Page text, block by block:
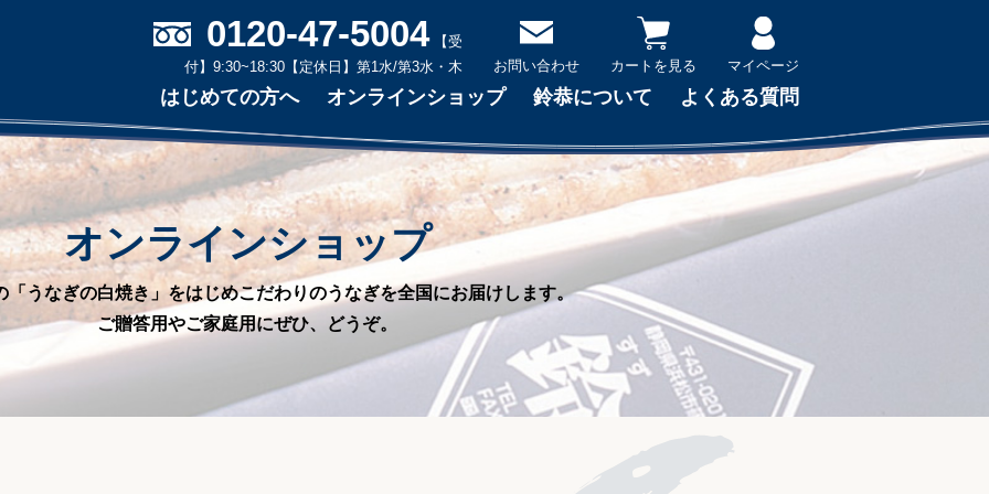
0120-47-5004
【受
付】9:30~18:30 【定休日】第1水/第3水・木 お問い合わせ カートを見る マイページ
はじめての方へ オンラインショップ 鈴恭について よくある質問
オンラインショップ
「うなぎの白焼き」をはじめこだわりのうなぎを全国にお届けします。
ご贈答用やご家庭用にぜひ、どうぞ。